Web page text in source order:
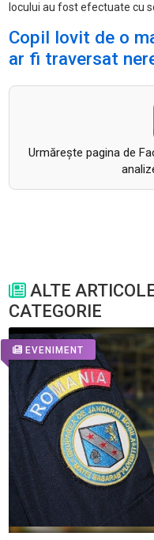
locului au fost efectuate cu
Copil lovit de o
ar fi traversat
Urmăreşte pagina de
ALTE
CATEGORIE
EVENIMENT